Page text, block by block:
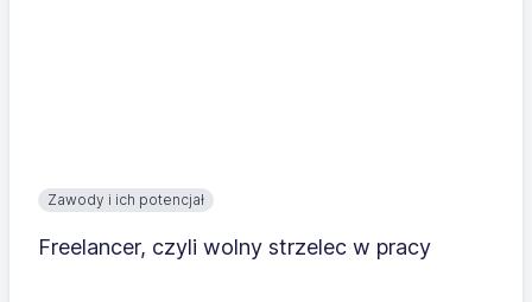
Zawody i ich potencjał
Freelancer, czyli wolny strzelec w pracy